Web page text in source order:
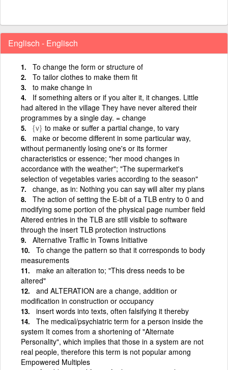
Englisch - Englisch
To change the form or structure of
To tailor clothes to make them fit
to make change in
If something alters or if you alter it, it changes. Little
had altered in the village They have never altered their
programmes by a single day. = change
{v} to make or suffer a partial change, to vary
make or become different in some particular way,
without permanently losing one's or its former
characteristics or essence; "her mood changes in
accordance with the weather"; "The supermarket's
selection of vegetables varies according to the season"
change, as in: Nothing you can say will alter my plans
The action of setting the E-bit of a TLB entry to 0 and
modifying some portion of the physical page number field
Altered entries in the TLB are still visible to software
through the insert TLB protection instructions
Alternative Traffic in Towns Initiative
To change the pattern so that it corresponds to body
measurements
make an alteration to; "This dress needs to be
altered"
and ALTERATION are a change, addition or
modification in construction or occupancy
insert words into texts, often falsifying it thereby
The medical/psychiatric term for a person inside the
system It comes from a shortening of "Alternate
Personality", which implies that those in a system are not
real people, therefore this term is not popular among
Empowered Multiples